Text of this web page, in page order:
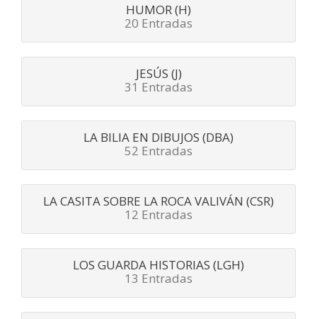
HUMOR (H)
20 Entradas
JESÚS (J)
31 Entradas
LA BILIA EN DIBUJOS (DBA)
52 Entradas
LA CASITA SOBRE LA ROCA VALIVÁN (CSR)
12 Entradas
LOS GUARDA HISTORIAS (LGH)
13 Entradas